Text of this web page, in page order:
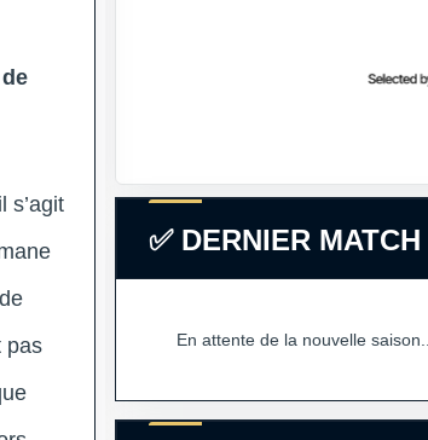
s’agit
pas
✅ DERNIER MATCH
En attente de la nouvelle saison...